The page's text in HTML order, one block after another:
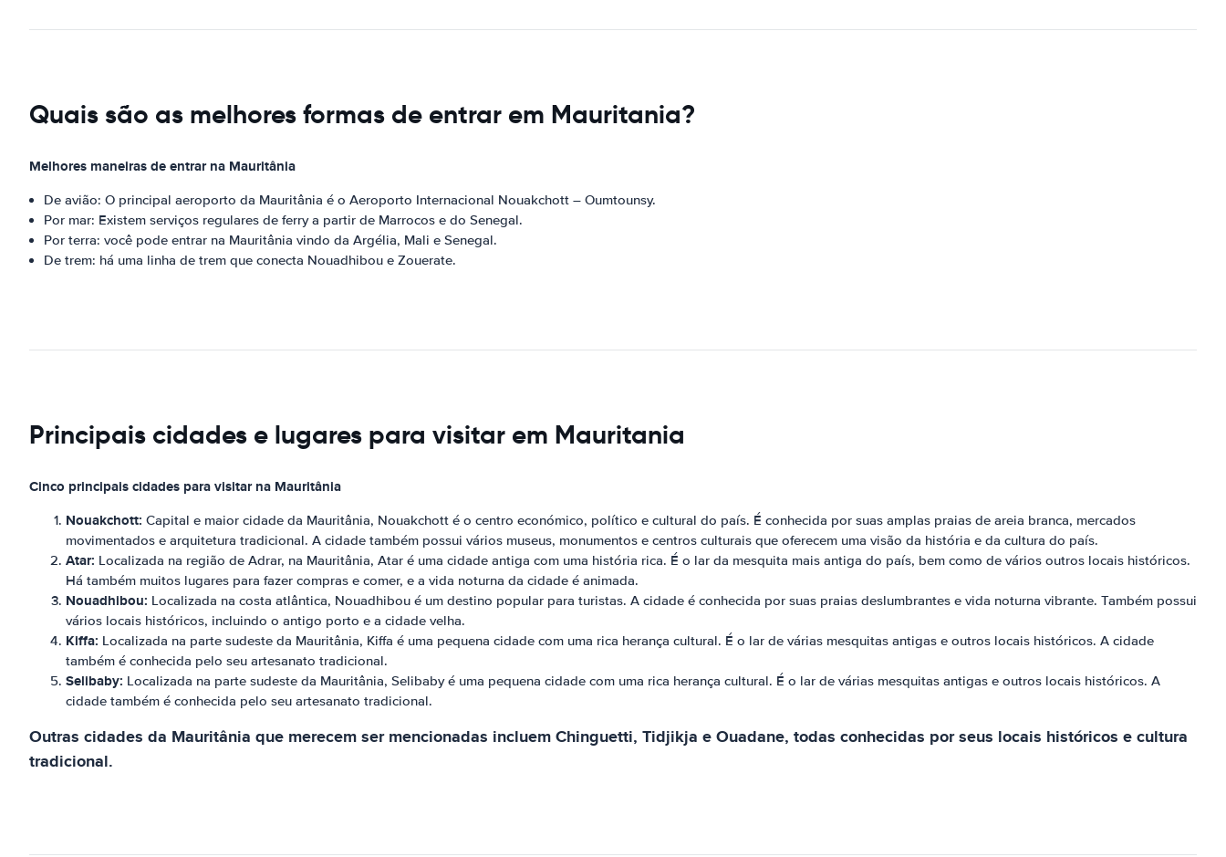
Quais são as melhores formas de entrar em Mauritania?
Melhores maneiras de entrar na Mauritânia
De avião: O principal aeroporto da Mauritânia é o Aeroporto Internacional Nouakchott – Oumtounsy.
Por mar: Existem serviços regulares de ferry a partir de Marrocos e do Senegal.
Por terra: você pode entrar na Mauritânia vindo da Argélia, Mali e Senegal.
De trem: há uma linha de trem que conecta Nouadhibou e Zouerate.
Principais cidades e lugares para visitar em Mauritania
Cinco principais cidades para visitar na Mauritânia
Nouakchott: Capital e maior cidade da Mauritânia, Nouakchott é o centro económico, político e cultural do país. É conhecida por suas amplas praias de areia branca, mercados
movimentados e arquitetura tradicional. A cidade também possui vários museus, monumentos e centros culturais que oferecem uma visão da história e da cultura do país.
Atar: Localizada na região de Adrar, na Mauritânia, Atar é uma cidade antiga com uma história rica. É o lar da mesquita mais antiga do país, bem como de vários outros locais históricos.
Há também muitos lugares para fazer compras e comer, e a vida noturna da cidade é animada.
Nouadhibou: Localizada na costa atlântica, Nouadhibou é um destino popular para turistas. A cidade é conhecida por suas praias deslumbrantes e vida noturna vibrante. Também possui
vários locais históricos, incluindo o antigo porto e a cidade velha.
Kiffa: Localizada na parte sudeste da Mauritânia, Kiffa é uma pequena cidade com uma rica herança cultural. É o lar de várias mesquitas antigas e outros locais históricos. A cidade
também é conhecida pelo seu artesanato tradicional.
Selibaby: Localizada na parte sudeste da Mauritânia, Selibaby é uma pequena cidade com uma rica herança cultural. É o lar de várias mesquitas antigas e outros locais históricos. A
cidade também é conhecida pelo seu artesanato tradicional.
Outras cidades da Mauritânia que merecem ser mencionadas incluem Chinguetti, Tidjikja e Ouadane, todas conhecidas por seus locais históricos e cultura
tradicional.